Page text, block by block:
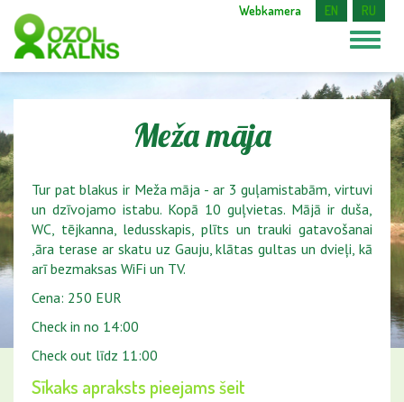
Webkamera EN RU
Meža māja
Tur pat blakus ir Meža māja - ar 3 guļamistabām, virtuvi
un dzīvojamo istabu. Kopā 10 guļvietas. Mājā ir duša,
WC, tējkanna, ledusskapis, plīts un trauki gatavošanai
,āra terase ar skatu uz Gauju, klātas gultas un dvieļi, kā
arī bezmaksas WiFi un TV.
Cena: 250 EUR
Check in no 14:00
Check out līdz 11:00
Sīkaks apraksts pieejams šeit